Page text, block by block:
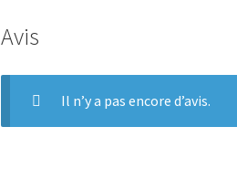
Avis
Il n’y a pas encore d’avis.